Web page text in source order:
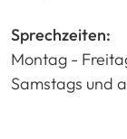
Sprechzeiten:
Montag -
Samstags und